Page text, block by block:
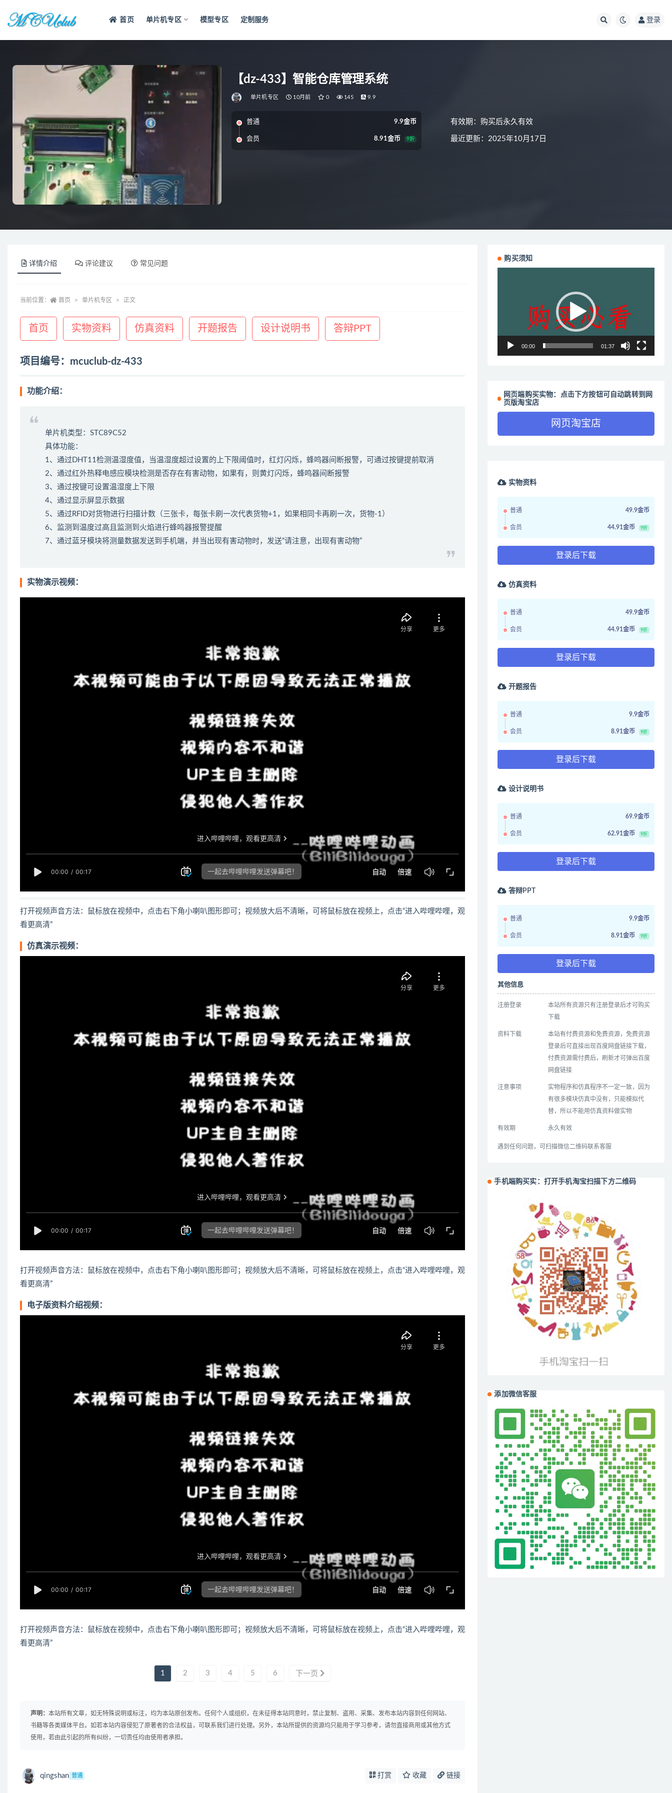
首页 单片机专区 模型专区 定制服务 登录
【dz-433】智能仓库管理系统
单片机专区 10月前 0 145 9.9
普通 9.9金币
会员 8.91金币 9折
有效期：购买后永久有效
最近更新：2025年10月17日
详情介绍 评论建议 常见问题
当前位置： 首页 单片机专区 正文
首页 实物资料 仿真资料 开题报告 设计说明书 答辩PPT
项目编号：mcuclub-dz-433
功能介绍：
单片机类型：STC89C52
具体功能：
1、通过DHT11检测温湿度值，当温湿度超过设置的上下限阈值时，红灯闪烁，蜂鸣器间断报警，可通过按键提前取消
2、通过红外热释电感应模块检测是否存在有害动物，如果有，则黄灯闪烁，蜂鸣器间断报警
3、通过按键可设置温湿度上下限
4、通过显示屏显示数据
5、通过RFID对货物进行扫描计数（三张卡，每张卡刷一次代表货物+1，如果相同卡再刷一次，货物-1）
6、监测到温度过高且监测到火焰进行蜂鸣器报警提醒
7、通过蓝牙模块将测量数据发送到手机端，并当出现有害动物时，发送“请注意，出现有害动物”
实物演示视频：
打开视频声音方法：鼠标放在视频中，点击右下角小喇叭图形即可；视频放大后不清晰，可将鼠标放在视频上，点击“进入哔哩哔哩，观
看更高清”
仿真演示视频：
打开视频声音方法：鼠标放在视频中，点击右下角小喇叭图形即可；视频放大后不清晰，可将鼠标放在视频上，点击“进入哔哩哔哩，观
看更高清”
电子版资料介绍视频：
打开视频声音方法：鼠标放在视频中，点击右下角小喇叭图形即可；视频放大后不清晰，可将鼠标放在视频上，点击“进入哔哩哔哩，观
看更高清”
1 2 3 4 5 6 下一页
声明： 本站所有文章，如无特殊说明或标注，均为本站原创发布。任何个人或组织，在未征得本站同意时，禁止复制、盗用、采集、发布本站内容到任何网站、
书籍等各类媒体平台。如若本站内容侵犯了原著者的合法权益，可联系我们进行处理。另外，本站所提供的资源均只能用于学习参考，请勿直接商用或其他方式
使用，若由此引起的所有纠纷，一切责任均由使用者承担。
qingshan 普通 打赏 收藏 链接
购买须知
00:00 01:37
网页端购买实物：点击下方按钮可自动跳转到网
页版淘宝店
网页淘宝店
实物资料
普通 49.9金币
会员 44.91金币 9折
登录后下载
仿真资料
普通 49.9金币
会员 44.91金币 9折
登录后下载
开题报告
普通 9.9金币
会员 8.91金币 9折
登录后下载
设计说明书
普通 69.9金币
会员 62.91金币 9折
登录后下载
答辩PPT
普通 9.9金币
会员 8.91金币 9折
登录后下载
其他信息
注册登录
本站所有资源只有注册登录后才可购买
下载
资料下载
本站有付费资源和免费资源，免费资源
登录后可直接出现百度网盘链接下载，
付费资源需付费后，刷新才可弹出百度
网盘链接
注意事项
实物程序和仿真程序不一定一致，因为
有很多模块仿真中没有，只能模拟代
替，所以不能用仿真资料做实物
有效期 永久有效
遇到任何问题，可扫描微信二维码联系客服
手机端购买实：打开手机淘宝扫描下方二维码
添加微信客服